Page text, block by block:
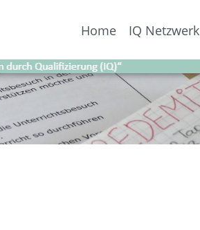
Home IQ Netzwerk